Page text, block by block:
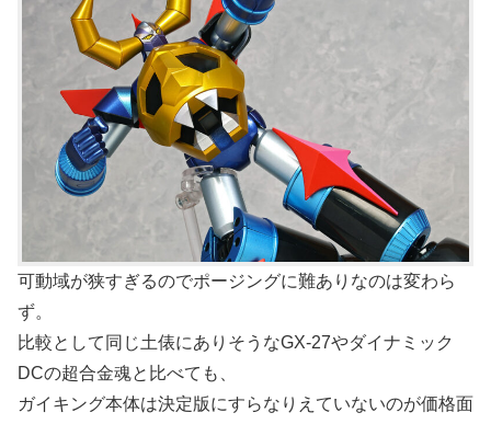
可動域が狭すぎるのでポージングに難ありなのは変わら
ず。
比較として同じ土俵にありそうなGX-27やダイナミック
DCの超合金魂と比べても、
ガイキング本体は決定版にすらなりえていないのが価格面